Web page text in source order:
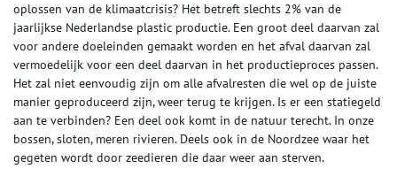
oplossen van de klimaatcrisis? Het betreft slechts 2% van de
jaarlijkse Nederlandse plastic productie. Een groot deel daarvan zal
voor andere doeleinden gemaakt worden en het afval daarvan zal
vermoedelijk voor een deel daarvan in het productieproces passen.
Het zal niet eenvoudig zijn om alle afvalresten die wel op de juiste
manier geproduceerd zijn, weer terug te krijgen. Is er een statiegeld
aan te verbinden? Een deel ook komt in de natuur terecht. In onze
bossen, sloten, meren rivieren. Deels ook in de Noordzee waar het
gegeten wordt door zeedieren die daar weer aan sterven.